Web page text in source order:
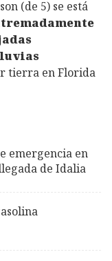
(de 5) se está
tierra en Florida
emergencia en
de Idalia